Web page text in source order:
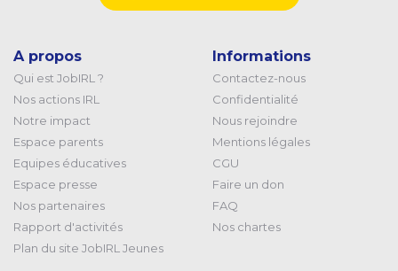
A propos
Qui est JobIRL ?
Nos actions IRL
Notre impact
Espace parents
Equipes éducatives
Espace presse
Nos partenaires
Rapport d'activités
Plan du site JobIRL Jeunes
Informations
Contactez-nous
Confidentialité
Nous rejoindre
Mentions légales
CGU
Faire un don
FAQ
Nos chartes